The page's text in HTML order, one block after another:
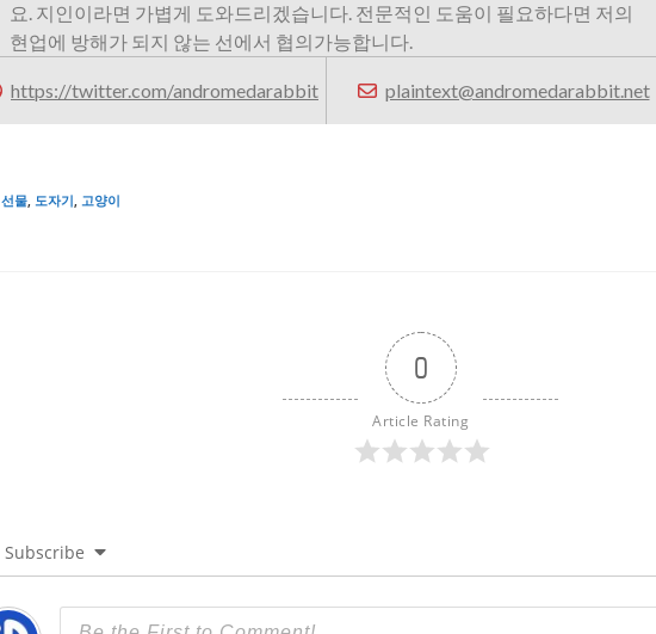
요. 지인이라면 가볍게 도와드리겠습니다. 전문적인 도움이 필요하다면 저의
현업에 방해가 되지 않는 선에서 협의가능합니다.
https://twitter.com/andromedarabbit plaintext@andromedarabbit.net
선물, 도자기, 고양이
0
Article Rating
Subscribe